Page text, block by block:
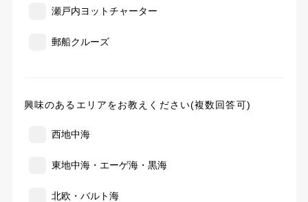
瀬戸内ヨットチャーター
郵船クルーズ
興味のあるエリアをお教えください(複数回答可)
西地中海
東地中海・エーゲ海・黒海
北欧・バルト海